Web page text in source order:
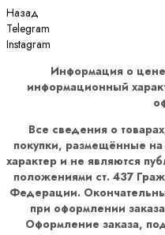
Назад
Telegram
Instagram
Информация о
информационный
Все сведения о
покупки, размещённые
характер и не являются
положениями ст. 437
Федерации.
при оформлении
Оформление заказа,